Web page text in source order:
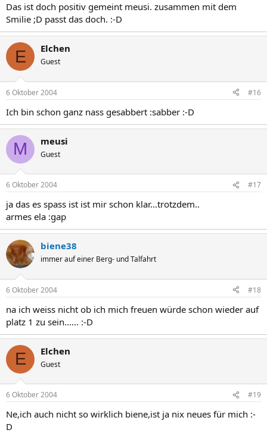
Das ist doch positiv gemeint meusi. zusammen mit dem
Smilie ;D passt das doch. :-D
E Elchen
Guest
6 Oktober 2004 #16
Ich bin schon ganz nass gesabbert :sabber :-D
M meusi
Guest
6 Oktober 2004 #17
ja das es spass ist ist mir schon klar...trotzdem..
armes ela :gap
biene38
immer auf einer Berg- und Talfahrt
6 Oktober 2004 #18
na ich weiss nicht ob ich mich freuen würde schon wieder auf
platz 1 zu sein...... :-D
E Elchen
Guest
6 Oktober 2004 #19
Ne,ich auch nicht so wirklich biene,ist ja nix neues für mich :-
D